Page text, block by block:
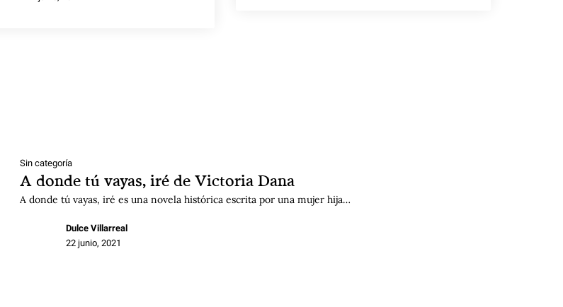
Sin categoría
A donde tú vayas, iré de Victoria Dana
A donde tú vayas, iré es una novela histórica escrita por una mujer hija…
Dulce Villarreal
22 junio, 2021